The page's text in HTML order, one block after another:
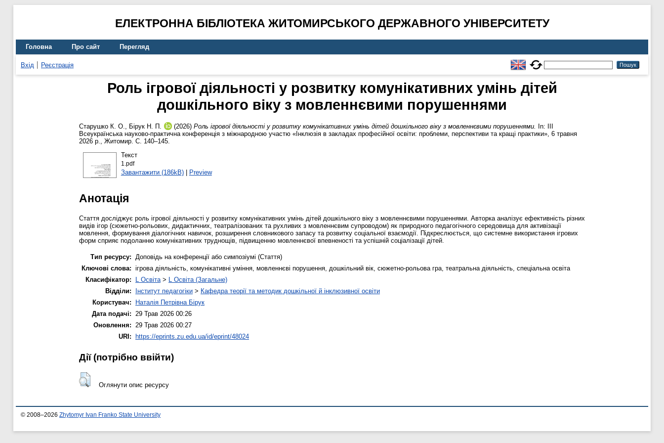
ЕЛЕКТРОННА БІБЛІОТЕКА ЖИТОМИРСЬКОГО ДЕРЖАВНОГО УНІВЕРСИТЕТУ
Головна Про сайт Перегляд
Вхід Реєстрація
Роль ігрової діяльності у розвитку комунікативних умінь дітей
дошкільного віку з мовленнєвими порушеннями
Старушко К. О., Бірук Н. П. (2026) Роль ігрової діяльності у розвитку комунікативних умінь дітей дошкільного віку з мовленнєвими порушеннями.
In: III
Всеукраїнська науково-практична конференція з міжнародною участю «Інклюзія в закладах професійної освіти: проблеми, перспективи та кращі практики», 6 травня
2026 р., Житомир. С. 140–145.
Текст
1.pdf
Завантажити (186kB)| Preview
Анотація
Стаття досліджує роль ігрової діяльності у розвитку комунікативних умінь дітей дошкільного віку з мовленнєвими порушеннями. Авторка аналізує ефективність різних
видів ігор (сюжетно-рольових, дидактичних, театралізованих та рухливих з мовленнєвим супроводом) як природного педагогічного середовища для активізації
мовлення, формування діалогічних навичок, розширення словникового запасу та розвитку соціальної взаємодії. Підкреслюється, що системне використання ігрових
форм сприяє подоланню комунікативних труднощів, підвищенню мовленнєвої впевненості та успішній соціалізації дітей.
Тип ресурсу:
Доповідь на конференції або симпозіумі (Стаття)
Ключові слова: ігрова діяльність, комунікативні уміння, мовленнєві порушення, дошкільний вік, сюжетно-рольова гра, театральна діяльність, спеціальна освіта
Класифікатор:
L Освіта > L Освіта (Загальне)
Відділи:
Інститут педагогіки > Кафедра теорії та методик дошкільної й інклюзивної освіти
Користувач:
Наталія Петрівна Бірук
Дата подачі:
29 Трав 2026 00:26
Оновлення:
29 Трав 2026 00:27
URI: https://eprints.zu.edu.ua/id/eprint/48024
Дії ​​(потрібно ввійти)
Оглянути опис ресурсу
© 2008–2026 Zhytomyr Ivan Franko State University